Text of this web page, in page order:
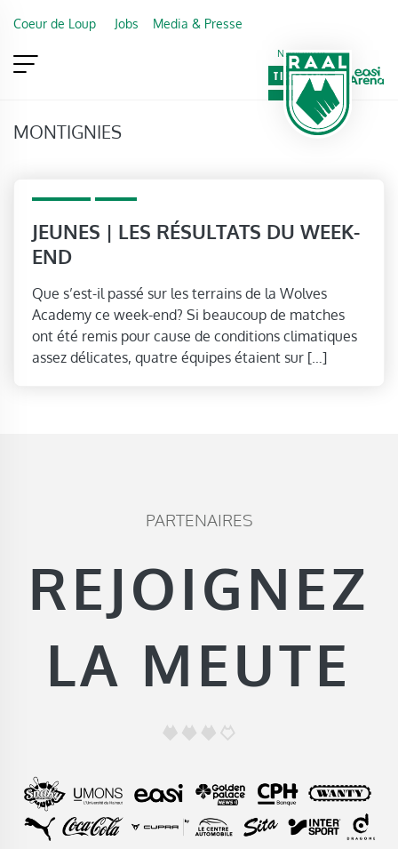
Coeur de Loup Jobs Media & Presse
Newsletter
TICKETING
VIP
FAN SHOP
MONTIGNIES
JEUNES | LES RÉSULTATS DU WEEK-
END
Que s’est-il passé sur les terrains de la Wolves
Academy ce week-end? Si beaucoup de matches
ont été remis pour cause de conditions climatiques
assez délicates, quatre équipes étaient sur […]
PARTENAIRES
REJOIGNEZ
LA MEUTE